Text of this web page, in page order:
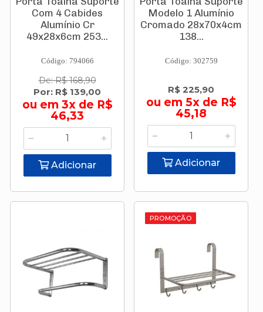
Com 4 Cabides
Alumínio Cr
49x28x6cm 253...
Código: 794066
De: R$ 168,90
Por: R$ 139,00
ou em 3x de R$
46,33
Adicionar
Modelo 1 Alumínio
Cromado 28x70x4cm
138...
Código: 302759
R$ 225,90
ou em 5x de R$
45,18
Adicionar
PROMOÇÃO